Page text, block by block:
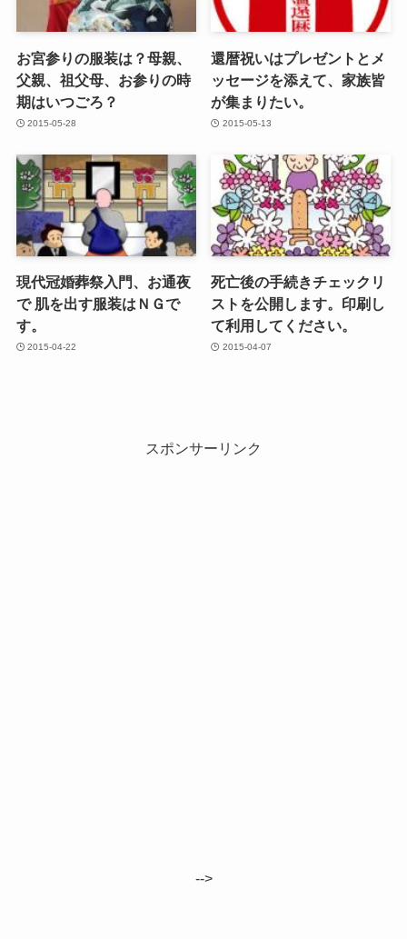
お宮参りの服装は？母親、
父親、祖父母、お参りの時
期はいつごろ？
2015-05-28
還暦祝いはプレゼントとメ
ッセージを添えて、家族皆
が集まりたい。
2015-05-13
現代冠婚葬祭入門、お通夜
で 肌を出す服装はＮＧで
す。
2015-04-22
死亡後の手続きチェックリ
ストを公開します。印刷し
て利用してください。
2015-04-07
スポンサーリンク
-->